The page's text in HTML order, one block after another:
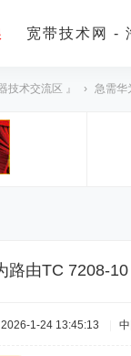
宽带技术网 -
技术交流区 』 › 急需华
路由TC 7208-
1-24 13:45:13